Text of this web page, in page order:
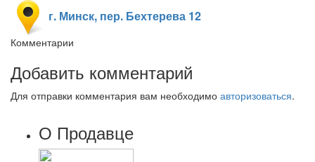
г. Минск, пер. Бехтерева 12
Комментарии
Добавить комментарий
Для отправки комментария вам необходимо авторизоваться.
О Продавце